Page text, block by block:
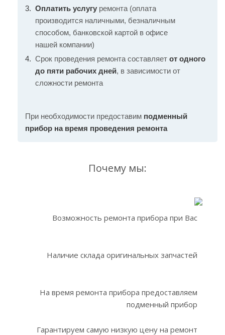
Оплатить услугу ремонта (оплата
производится наличными, безналичным
способом, банковской картой в офисе
нашей компании)
Срок проведения ремонта составляет от одного
до пяти рабочих дней, в зависимости от
сложности ремонта
При необходимости предоставим подменный
прибор на время проведения ремонта
Почему мы:
Возможность ремонта прибора при Вас
Наличие склада оригинальных запчастей
На время ремонта прибора предоставляем
подменный прибор
Гарантируем самую низкую цену на ремонт